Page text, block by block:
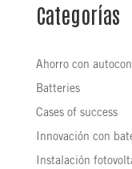
Categorías
Ahorro con
Batteries
Cases of success
Innovación con
Instalación